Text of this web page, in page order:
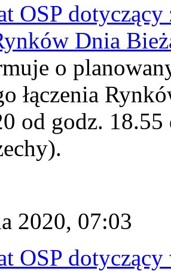
OSP dotyczący
Dnia
o
łączenia
od godz.
2020, 07:03
OSP